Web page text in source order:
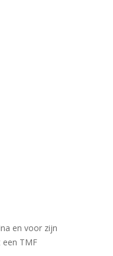
en voor zijn
een TMF